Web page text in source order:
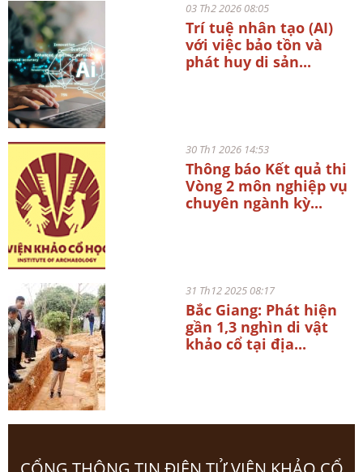
03 Th2 2026 08:05
Trí tuệ nhân tạo (AI)
với việc bảo tồn và
phát huy di sản...
30 Th1 2026 14:53
Thông báo Kết quả thi
Vòng 2 môn nghiệp vụ
chuyên ngành kỳ...
31 Th12 2025 08:17
Bắc Giang: Phát hiện
gần 1,3 nghìn di vật
khảo cổ tại địa...